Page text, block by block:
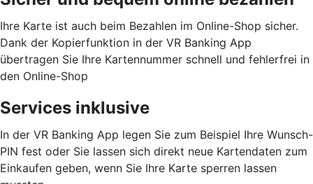
Ihre Karte ist auch beim Bezahlen im Online-Shop sicher.
Dank der Kopierfunktion in der VR Banking App
übertragen Sie Ihre Kartennummer schnell und fehlerfrei in
den Online-Shop
Services inklusive
In der VR Banking App legen Sie zum Beispiel Ihre Wunsch-
PIN fest oder Sie lassen sich direkt neue Kartendaten zum
Einkaufen geben, wenn Sie Ihre Karte sperren lassen